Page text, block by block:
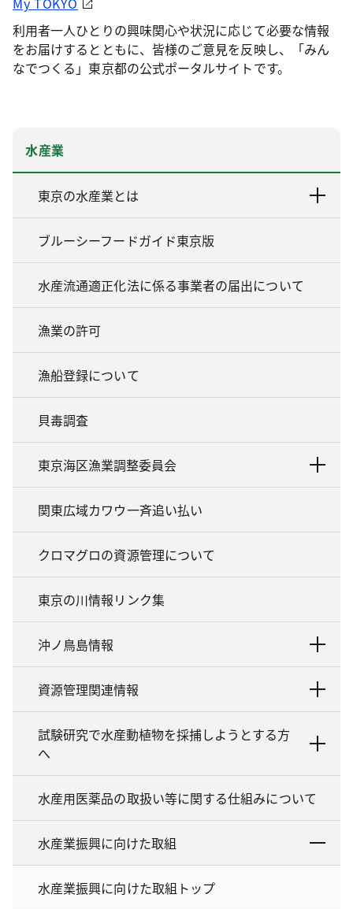
利用者一人ひとりの興味関心や状況に応じて必要な情報
をお届けするとともに、皆様のご意見を反映し、「みん
なでつくる」東京都の公式ポータルサイトです。
水産業
東京の水産業とは
ブルーシーフードガイド東京版
水産流通適正化法に係る事業者の届出について
漁業の許可
漁船登録について
貝毒調査
東京海区漁業調整委員会
関東広域カワウ一斉追い払い
クロマグロの資源管理について
東京の川情報リンク集
沖ノ鳥島情報
資源管理関連情報
試験研究で水産動植物を採捕しようとする方
へ
水産用医薬品の取扱い等に関する仕組みについて
水産業振興に向けた取組
水産業振興に向けた取組トップ